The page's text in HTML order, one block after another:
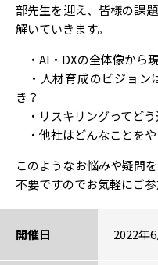
部先生を迎え、皆様の課
解いていきます。
・AI・DXの全体像から
・人材育成のビジョン
き？
・リスキリングってど
・他社はどんなことをや
このようなお悩みや疑問
不要ですのでお気軽にご参
開催日 2022年